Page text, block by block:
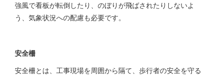
強風で看板が転倒したり、のぼりが飛ばされたりしないよ
う、気象状況への配慮も必要です。
安全柵
安全柵とは、工事現場を周囲から隔て、歩行者の安全を守る